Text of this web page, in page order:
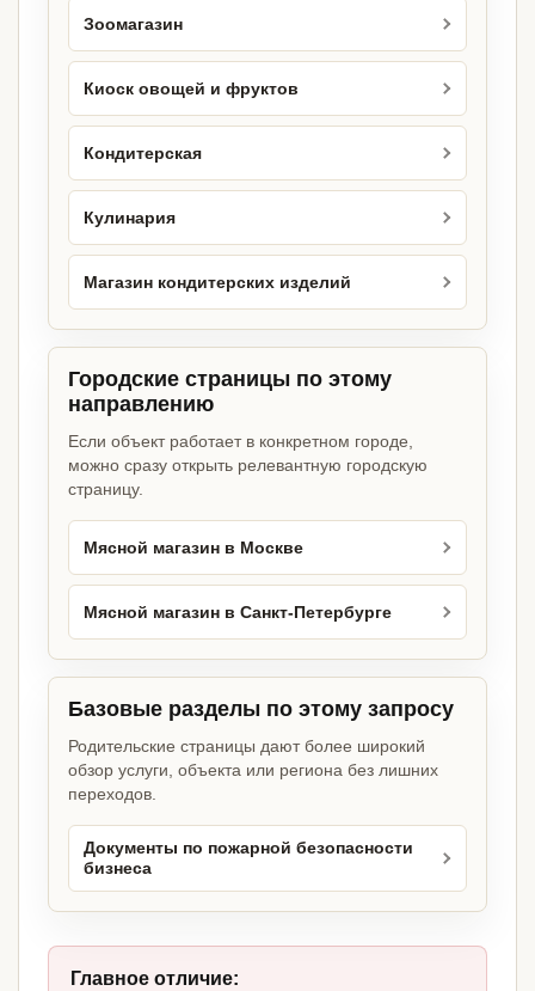
Зоомагазин
Киоск овощей и фруктов
Кондитерская
Кулинария
Магазин кондитерских изделий
Городские страницы по этому
направлению
Если объект работает в конкретном городе,
можно сразу открыть релевантную городскую
страницу.
Мясной магазин в Москве
Мясной магазин в Санкт-Петербурге
Базовые разделы по этому запросу
Родительские страницы дают более широкий
обзор услуги, объекта или региона без лишних
переходов.
Документы по пожарной безопасности
бизнеса
Главное отличие: